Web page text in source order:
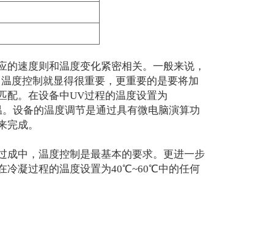
速度则和温度变化紧密相关。一般来说，
度控制就显得很重要，更重要的是要将加
配。在设备中UV过程的温度设置为
设备的温度调节是通过具有微电脑演算功
成。
成中，温度控制是最基本的要求。更进一步
冷凝过程的温度设置为40℃~60℃中的任何